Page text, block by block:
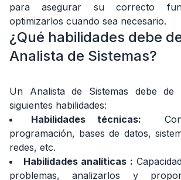
Analista
de
Sistemas?
7.
una
entrevista
para
de
Sistemas?
8. ¿Cuánto
para asegurar su correcto
optimizarlos cuando sea necesario.
¿Qué habilidades debe
Analista de Sistemas?
Un Analista de Sistemas debe
siguientes habilidades:
Habilidades técnicas:
programación, bases de datos,
redes, etc.
Habilidades analíticas :
problemas, analizarlos y